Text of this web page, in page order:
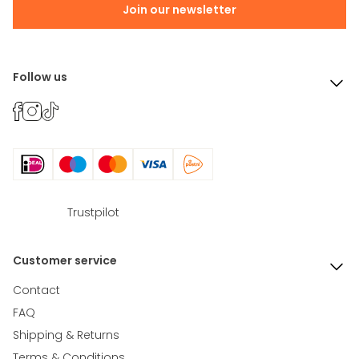
 Machinewas 30°C
 Niet in droogtrommel
Join our newsletter
Follow us
Trustpilot
Customer service
Contact
FAQ
Shipping & Returns